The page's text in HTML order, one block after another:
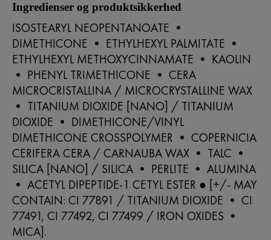
Ingredienser og produktsikkerhed
ISOSTEARYL NEOPENTANOATE •
DIMETHICONE • ETHYLHEXYL PALMITATE •
ETHYLHEXYL METHOXYCINNAMATE • KAOLIN
• PHENYL TRIMETHICONE • CERA
MICROCRISTALLINA / MICROCRYSTALLINE WAX
• TITANIUM DIOXIDE [NANO] / TITANIUM
DIOXIDE • DIMETHICONE/VINYL
DIMETHICONE CROSSPOLYMER • COPERNICIA
CERIFERA CERA / CARNAUBA WAX • TALC •
SILICA [NANO] / SILICA • PERLITE • ALUMINA
• ACETYL DIPEPTIDE-1 CETYL ESTER ● [+/- MAY
CONTAIN: CI 77891 / TITANIUM DIOXIDE • CI
77491, CI 77492, CI 77499 / IRON OXIDES •
MICA].